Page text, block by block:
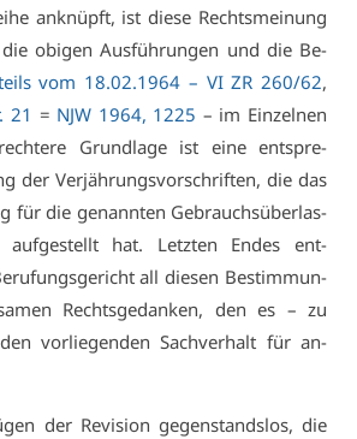
an­knüpft, ist die­se Rechts­mei­nung
obi­gen Aus­füh­run­gen und die Be­
vom 18.02.1964 – VI ZR 260/62,
21 = NJW 1964, 1225 – im Ein­zel­nen
Grund­la­ge ist ei­ne ent­spre­
der Ver­jäh­rungs­vor­schrif­ten, die das
für die ge­nann­ten Ge­brauchs­über­las­
auf­ge­stellt hat. Letz­ten En­des ent­
all die­sen Be­stim­mun­
Rechts­ge­dan­ken, den es – zu
vor­lie­gen­den Sach­ver­halt für an­
der Re­vi­si­on ge­gen­stands­los, die